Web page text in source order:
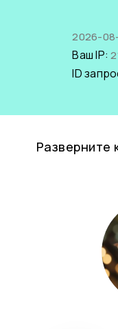
2026-
Ваш IP:
ID
Разверните